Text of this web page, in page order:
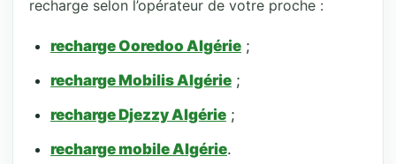
recharge selon l’opérateur de votre proche :
recharge Ooredoo Algérie ;
recharge Mobilis Algérie ;
recharge Djezzy Algérie ;
recharge mobile Algérie.